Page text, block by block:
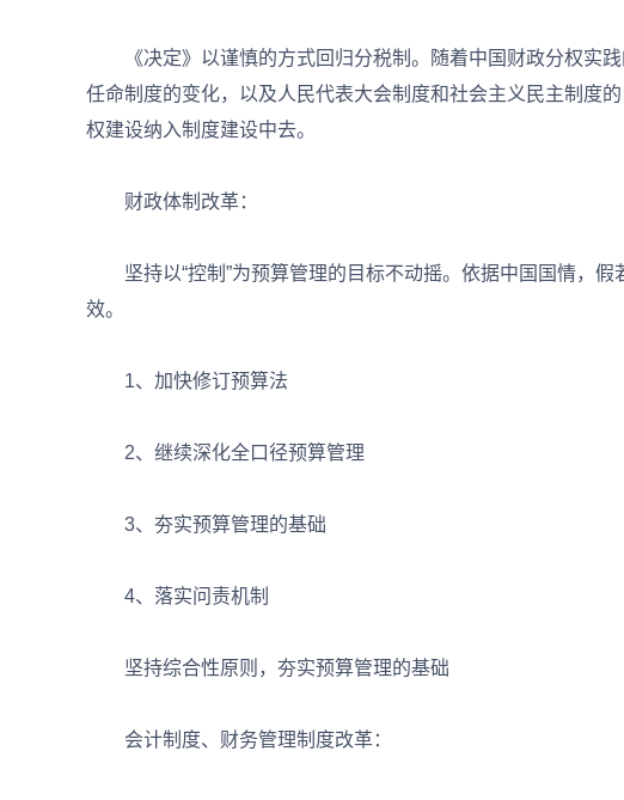
《决定》以谨慎的方式回归分税制。随着中国财政分权实践
任命制度的变化，以及人民代表大会制度和社会主义民主制度
权建设纳入制度建设中去。
财政体制改革：
坚持以“控制”为预算管理的目标不动摇。依据中国国情，假
效。
1、加快修订预算法
2、继续深化全口径预算管理
3、夯实预算管理的基础
4、落实问责机制
坚持综合性原则，夯实预算管理的基础
会计制度、财务管理制度改革：